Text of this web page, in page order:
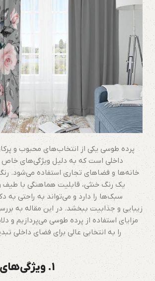
پرده طوسی یکی از انتخاب‌های محبوب و
داخلی است که به دلیل ویژگی‌های خاص
خانه‌ها و فضاهای تجاری استفاده می‌شود.
یک رنگ خنثی، قابلیت هماهنگی با طیف
سبک‌ها را دارد و می‌تواند به راحتی به
زیبایی و جذابیت ببخشد. در این مقاله به
مزایای استفاده از پرده طوسی می‌پردازیم و
را به انتخابی عالی برای فضای داخلی
1.